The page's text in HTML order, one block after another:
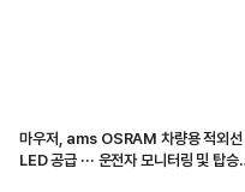
마우저, ams OSRAM 차량용 적외선
LED 공급 ··· 운전자 모니터링 및 탑승